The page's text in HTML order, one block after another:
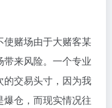
赌场由于大赌客某
来风险。一个专业
的交易头寸，因为我
仓，而现实情况往